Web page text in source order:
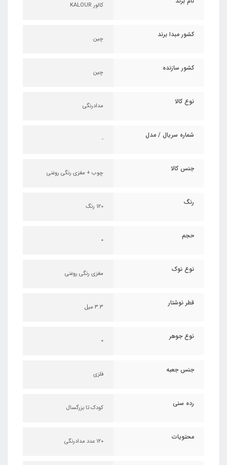
کالور KALOUR
کشور مبدا برند چین
کشور سازنده چین
نوع کالا مدادرنگی
شماره سریال / مدل -
جنس کالا چوب + مغزی رنگی روغنی
رنگ 120 رنگ
حجم 0
نوع نوک مغزی رنگی روغنی
قطر نوشتار 3.3 میل
نوع جوهر 0
جنس جعبه فلزی
رده سنی کودک تا بزرگسال
محتویات ۱۲۰ عدد مدادرنگی